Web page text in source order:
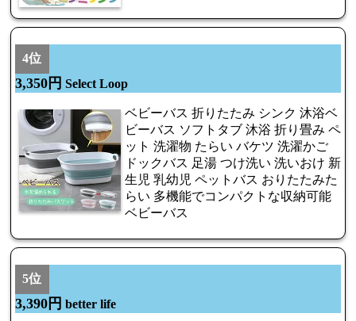
4位
3,350円 Select Loop
ベビーバス 折りたたみ シンク 沐浴ベ
ビーバス ソフトタブ 沐浴 折り畳み ペ
ット 洗濯物 たらい バケツ 洗濯かご
ドックバス 足湯 つけ洗い 洗いおけ 新
生児 乳幼児 ペットバス おりたたみた
らい 多機能でコンパクトな収納可能
ベビーバス
5位
3,390円 better life